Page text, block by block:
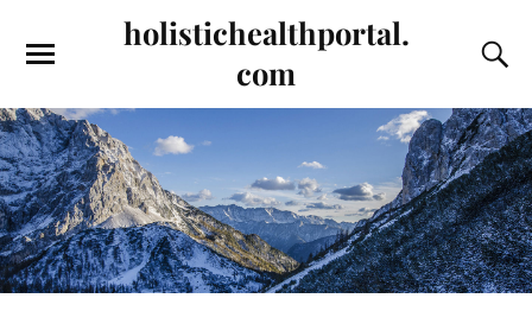
holistichealthportal.
com